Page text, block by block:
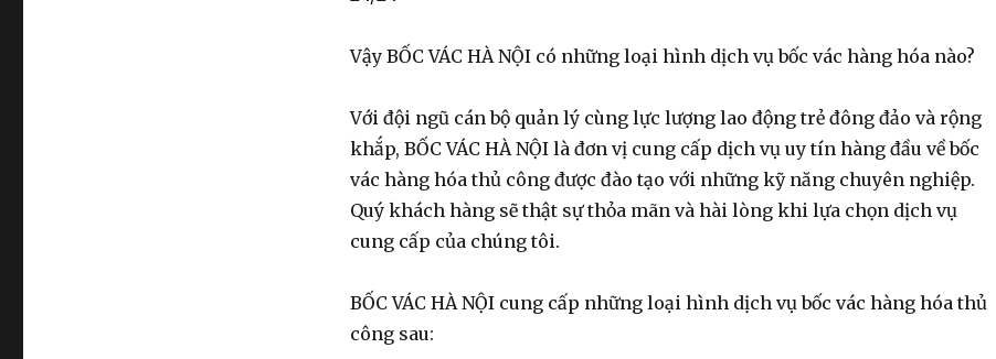
Vậy BỐC VÁC HÀ NỘI có những loại hình dịch vụ bốc vác hàng hóa nào?
Với đội ngũ cán bộ quản lý cùng lực lượng lao động trẻ đông đảo và rộng
khắp, BỐC VÁC HÀ NỘI là đơn vị cung cấp dịch vụ uy tín hàng đầu về bốc
vác hàng hóa thủ công được đào tạo với những kỹ năng chuyên nghiệp.
Quý khách hàng sẽ thật sự thỏa mãn và hài lòng khi lựa chọn dịch vụ
cung cấp của chúng tôi.
BỐC VÁC HÀ NỘI cung cấp những loại hình dịch vụ bốc vác hàng hóa thủ
công sau: